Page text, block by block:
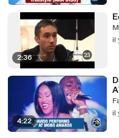
2:36
il
4:22
il